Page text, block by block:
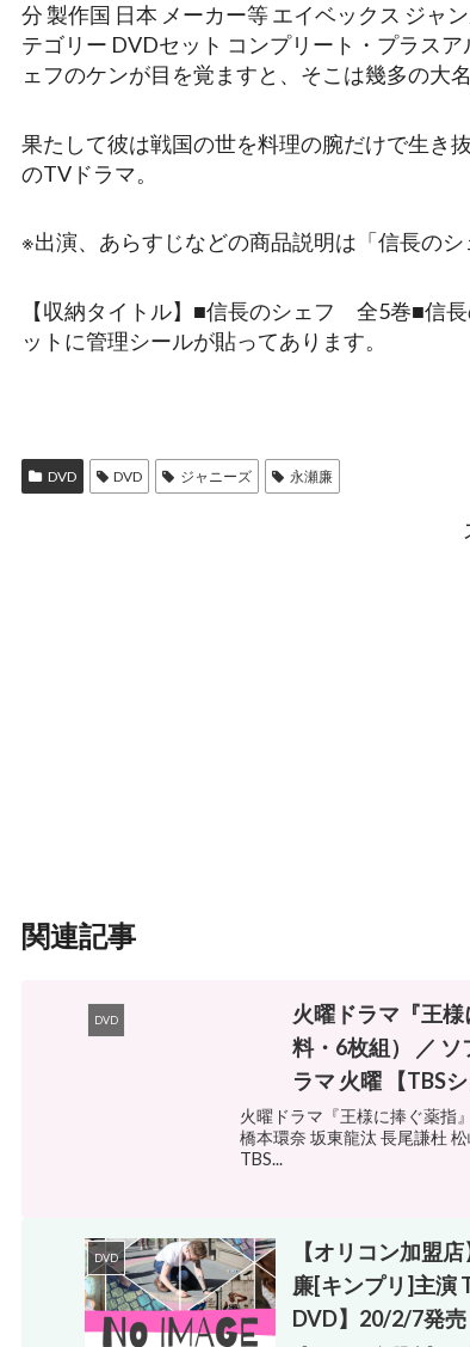
分 製作国 日本 メーカー等 エイベックス ジャ
テゴリー DVDセット コンプリート・プラス
ェフのケンが目を覚ますと、そこは幾多の大
果たして彼は戦国の世を料理の腕だけで生き
のTVドラマ。
※出演、あらすじなどの商品説明は「信長のシ
【収納タイトル】■信長のシェフ 全5巻■信
ットに管理シールが貼ってあります。
DVD DVD ジャニーズ 永瀬廉
関連記事
DVD
火曜ドラマ『王
料・6枚組） ／ ソ
ラマ 火曜 【TBS
火曜ドラマ『王様に捧ぐ薬指
橋本環奈 坂東龍汰 長尾謙杜
TBS...
DVD
【オリコン加盟
廉[キンプリ]主演
DVD】20/2/7発売